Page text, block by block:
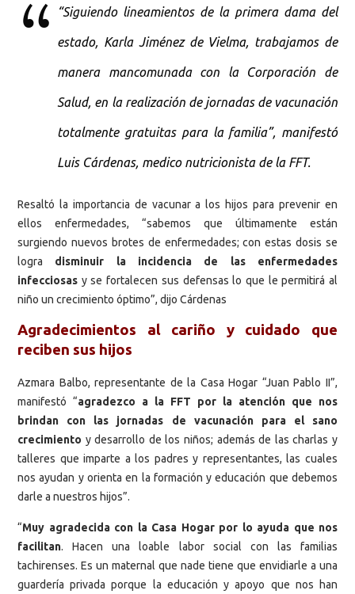
“Siguiendo lineamientos de la primera dama del
estado, Karla Jiménez de Vielma, trabajamos de
manera mancomunada con la Corporación de
Salud, en la realización de jornadas de vacunación
totalmente gratuitas para la familia”, manifestó
Luis Cárdenas, medico nutricionista de la FFT.
Resaltó la importancia de vacunar a los hijos para prevenir en
ellos enfermedades, “sabemos que últimamente están
surgiendo nuevos brotes de enfermedades; con estas dosis se
logra disminuir la incidencia de las enfermedades
infecciosas y se fortalecen sus defensas lo que le permitirá al
niño un crecimiento óptimo”, dijo Cárdenas
Agradecimientos al cariño y cuidado que
reciben sus hijos
Azmara Balbo, representante de la Casa Hogar “Juan Pablo II”,
manifestó “agradezco a la FFT por la atención que nos
brindan con las jornadas de vacunación para el sano
crecimiento y desarrollo de los niños; además de las charlas y
talleres que imparte a los padres y representantes, las cuales
nos ayudan y orienta en la formación y educación que debemos
darle a nuestros hijos”.
“Muy agradecida con la Casa Hogar por lo ayuda que nos
facilitan. Hacen una loable labor social con las familias
tachirenses. Es un maternal que nade tiene que envidiarle a una
guardería privada porque la educación y apoyo que nos han